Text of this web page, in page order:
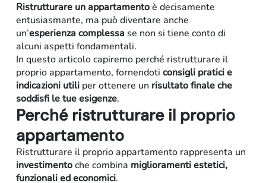
Retail
Ristrutturare un appartamentoè decisamente
entusiasmante, ma può diventare anche
un’esperienza complessa se non si tiene conto di
alcuni aspetti fondamentali.
In questo articolo capiremo perché ristrutturare il
proprio appartamento, fornendoti consigli pratici e
indicazioni utiliper ottenere un risultato finale che
soddisfi le tue esigenze.
Perché ristrutturare il proprio
appartamento
Ristrutturare il proprio appartamento rappresenta un
investimentoche combina miglioramenti estetici,
funzionali ed economici.